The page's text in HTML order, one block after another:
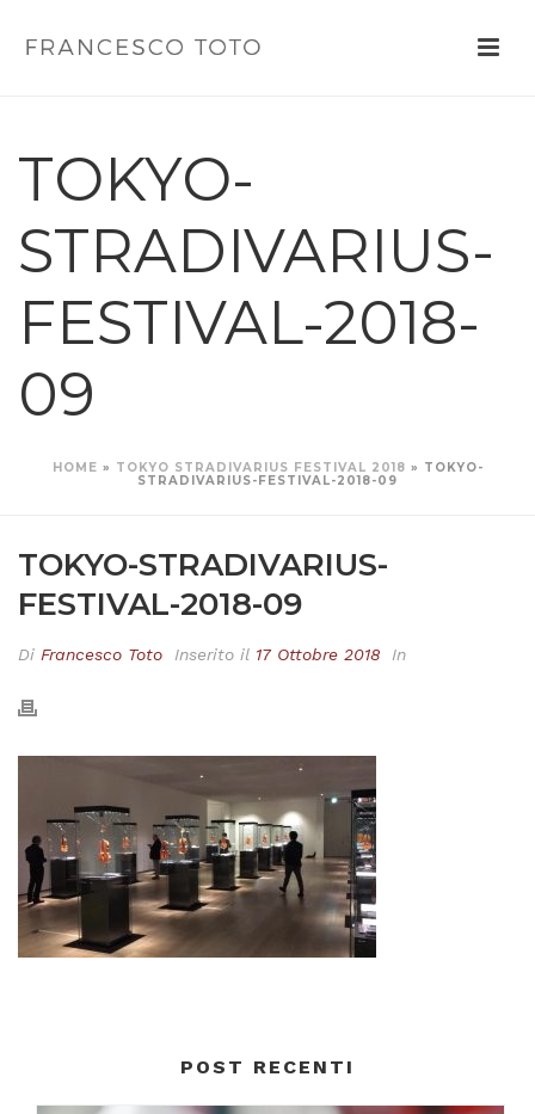
TOKYO-
STRADIVARIUS-
FESTIVAL-2018-
09
HOME » TOKYO STRADIVARIUS FESTIVAL 2018 » TOKYO-
STRADIVARIUS-FESTIVAL-2018-09
TOKYO-STRADIVARIUS-
FESTIVAL-2018-09
Di Francesco Toto Inserito il 17 Ottobre 2018 In
POST RECENTI